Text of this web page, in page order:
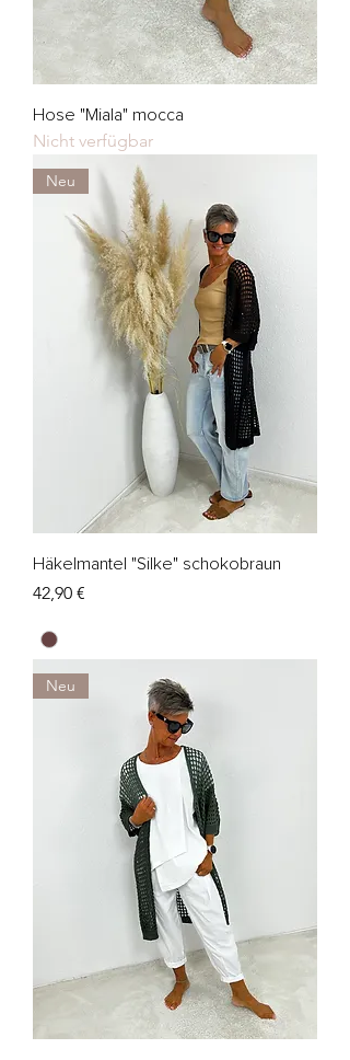
Hose "Miala" mocca
Nicht verfügbar
Neu
Häkelmantel "Silke" schokobraun
Preis
42,90 €
Neu